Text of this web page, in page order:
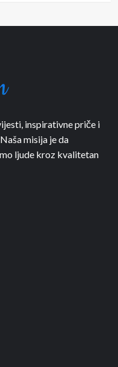
inspirativne priče i
misija je da
ljude kroz kvalitetan